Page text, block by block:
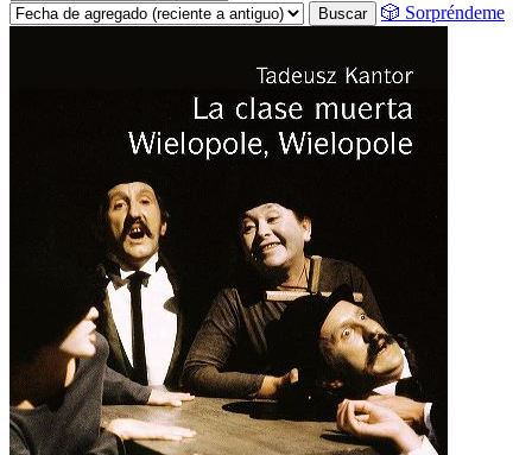
Buscar 🎲 Sorpréndeme